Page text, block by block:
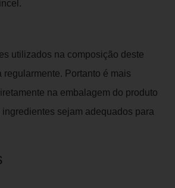
utilizados na composição deste
regularmente. Portanto é mais
na embalagem do produto
sejam adequados para